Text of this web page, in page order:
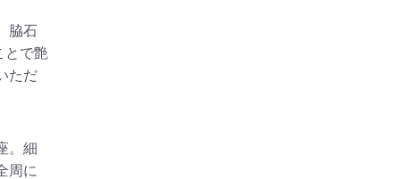
脇石
とで艶
ただ
。細
周に